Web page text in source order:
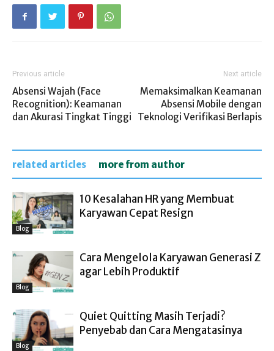
Previous article
Absensi Wajah (Face
Recognition): Keamanan
dan Akurasi Tingkat Tinggi
Next article
Memaksimalkan Keamanan
Absensi Mobile dengan
Teknologi Verifikasi Berlapis
related articles more from author
Blog
10 Kesalahan HR yang Membuat
Karyawan Cepat Resign
Blog
Cara Mengelola Karyawan Generasi Z
agar Lebih Produktif
Blog
Quiet Quitting Masih Terjadi?
Penyebab dan Cara Mengatasinya